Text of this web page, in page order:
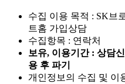
수집 이용 목적 : SK브
트홈 가입상담
수집항목 : 연락처
보유, 이용기간 : 상담
용 후 파기
개인정보의 수집 및 이